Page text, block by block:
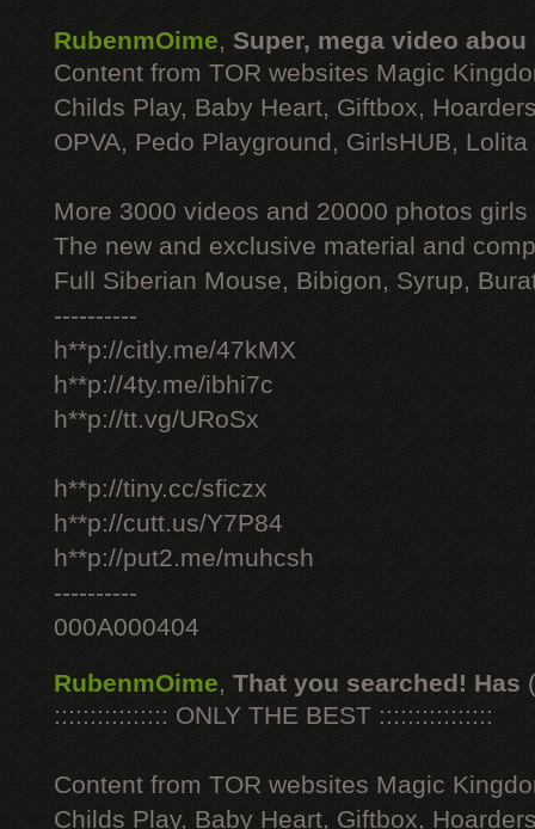
RubenmOime, Super, mega video abou
Content from TOR websites Magic
Childs Play, Baby Heart, Giftbox,
OPVA, Pedo Playground, GirlsHUB, Lolita
More 3000 videos and 20000 photos
The new and exclusive material and
Full Siberian Mouse, Bibigon, Syrup,
----------
h**p://citly.me/47kMX
h**p://4ty.me/ibhi7c
h**p://tt.vg/URoSx
h**p://tiny.cc/sficzx
h**p://cutt.us/Y7P84
h**p://put2.me/muhcsh
----------
000A000404
RubenmOime, That you searched! Has
:::::::::::::::: ONLY THE BEST ::::::::::::::::
Content from TOR websites Magic
Childs Play, Baby Heart, Giftbox,